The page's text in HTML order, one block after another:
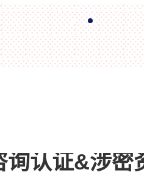
间件以及防火墙上启用桥接模式，
机、服务器安全访问控制中间件以
墙上设置安全访问控制策略(ACL)，禁
询认证&涉密